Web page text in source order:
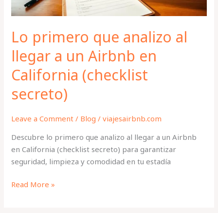
Lo primero que analizo al
llegar a un Airbnb en
California (checklist
secreto)
Leave a Comment / Blog /viajesairbnb.com
Descubre lo primero que analizo al llegar a un Airbnb
en California (checklist secreto) para garantizar
seguridad, limpieza y comodidad en tu estadía
Airbnb
en
California
(checklist
secreto)
Read More »